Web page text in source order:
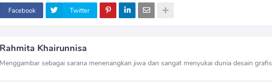
Facebook Twitter
Rahmita Khairunnisa
Menggambar sebagai sarana menenangkan jiwa dan sangat menyukai dunia desain grafis